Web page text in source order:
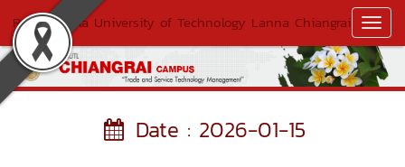
Rajamangala University of Technology Lanna Chiangrai
Date : 2026-01-15